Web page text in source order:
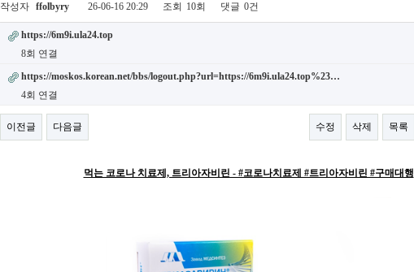
작성자 ffolbyry 26-06-16 20:29 조회 10회 댓글 0건
https://6m9i.ula24.top
8회 연결
https://moskos.korean.net/bbs/logout.php?url=https://6m9i.ula24.top%23…
4회 연결
이전글 다음글 수정 삭제 목록
먹는 코로나 치료제, 트리아자비린 - #코로나치료제 #트리아자비린 #구매대행